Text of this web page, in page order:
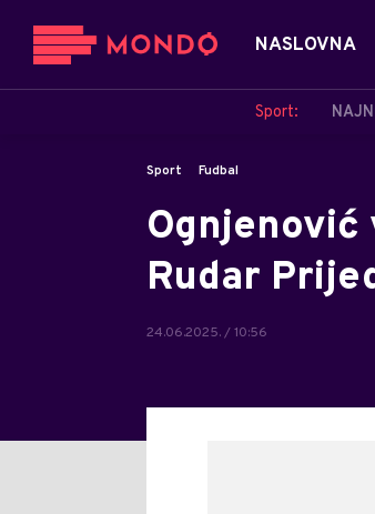
NASLOVNA
Sport:
Sport Fudbal
Rudar
24.06.2025. / 10:56